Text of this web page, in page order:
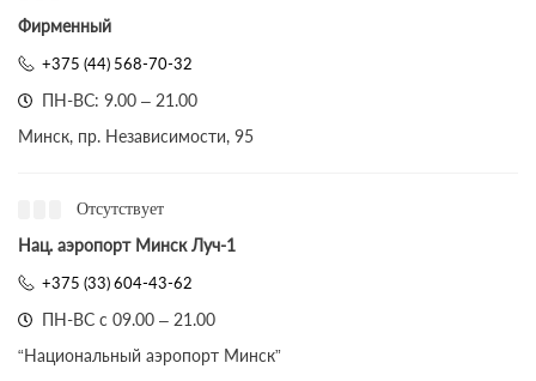
Фирменный
+375 (44) 568-70-32
ПН-ВС: 9.00 – 21.00
Минск, пр. Независимости, 95
Отсутствует
Нац. аэропорт Минск Луч-1
+375 (33) 604-43-62
ПН-ВС с 09.00 – 21.00
“Национальный аэропорт Минск”